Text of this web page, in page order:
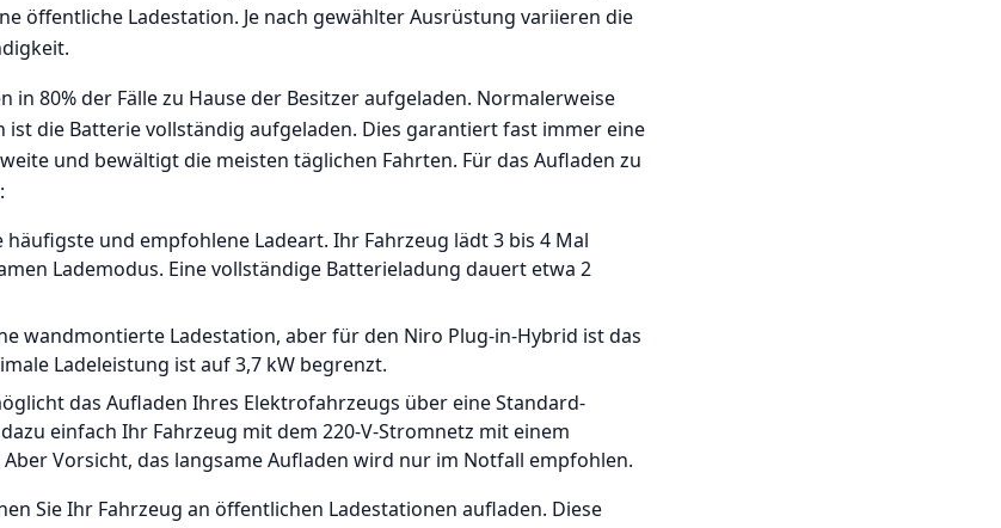
öffentliche Ladestation. Je nach gewählter Ausrüstung variieren die
in 80% der Fälle zu Hause der Besitzer aufgeladen. Normalerweise
ist die Batterie vollständig aufgeladen. Dies garantiert fast immer eine
und bewältigt die meisten täglichen Fahrten. Für das Aufladen zu
häufigste und empfohlene Ladeart. Ihr Fahrzeug lädt 3 bis 4 Mal
Lademodus. Eine vollständige Batterieladung dauert etwa 2
wandmontierte Ladestation, aber für den Niro Plug-in-Hybrid ist das
Ladeleistung ist auf 3,7 kW begrenzt.
das Aufladen Ihres Elektrofahrzeugs über eine Standard-
einfach Ihr Fahrzeug mit dem 220-V-Stromnetz mit einem
Vorsicht, das langsame Aufladen wird nur im Notfall empfohlen.
Sie Ihr Fahrzeug an öffentlichen Ladestationen aufladen. Diese